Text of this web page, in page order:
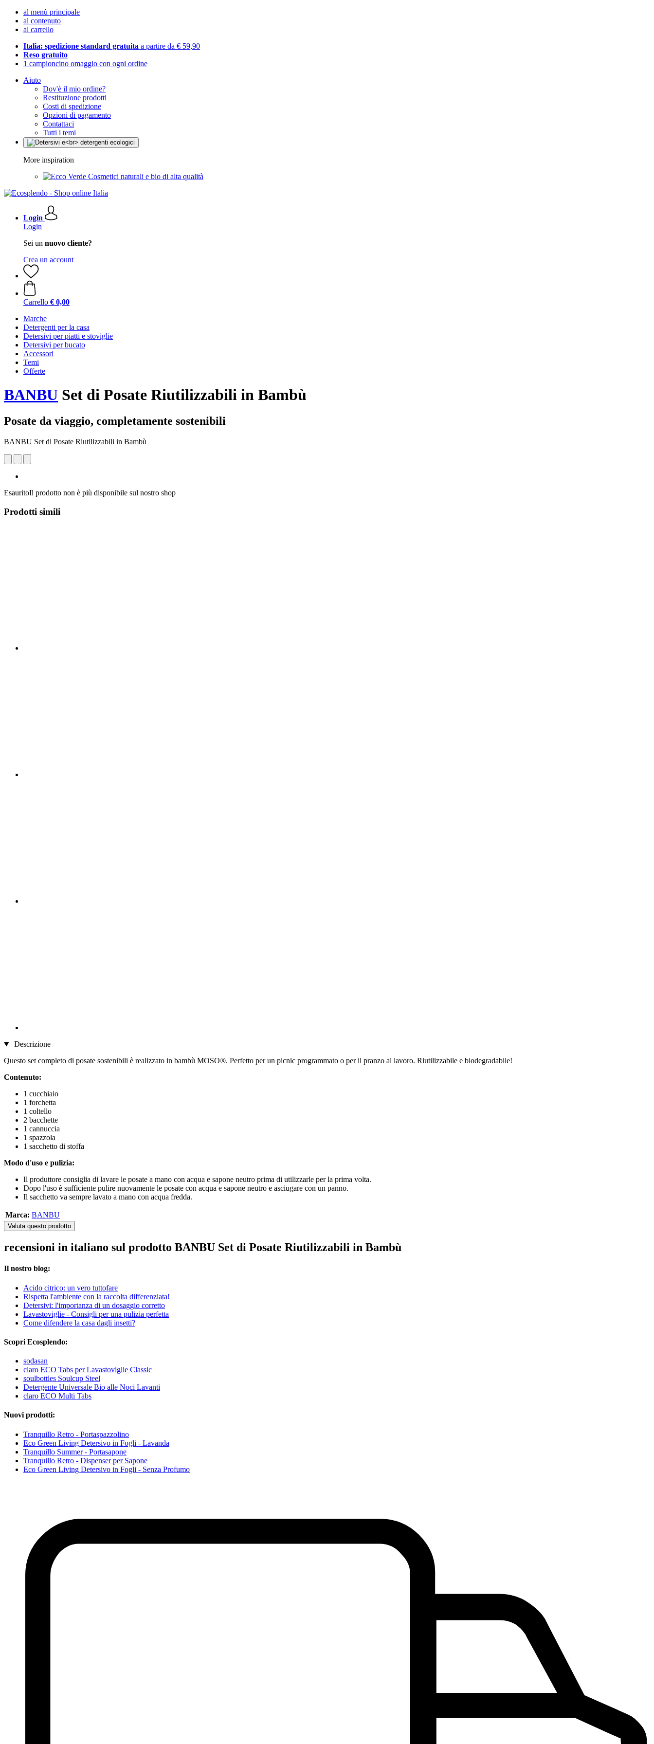
al menù principale
al contenuto
al carrello
Italia: spedizione standard gratuita a partire da € 59,90
Reso gratuito
1 campioncino omaggio con ogni ordine
Aiuto
Dov'è il mio ordine?
Restituzione prodotti
Costi di spedizione
Opzioni di pagamento
Contattaci
Tutti i temi
More inspiration
Cosmetici naturali e bio di alta qualità
Login
Login
Sei un nuovo cliente?
Crea un account
Carrello € 0,00
Marche
Detergenti per la casa
Detersivi per piatti e stoviglie
Detersivi per bucato
Accessori
Temi
Offerte
BANBU Set di Posate Riutilizzabili in Bambù
Posate da viaggio, completamente sostenibili
BANBU Set di Posate Riutilizzabili in Bambù
EsauritoIl prodotto non è più disponibile sul nostro shop
Prodotti simili
Descrizione
Questo set completo di posate sostenibili è realizzato in bambù MOSO®. Perfetto per un picnic programmato o per il pranzo al lavoro. Riutilizzabile e biodegradabile!
Contenuto:
1 cucchiaio
1 forchetta
1 coltello
2 bacchette
1 cannuccia
1 spazzola
1 sacchetto di stoffa
Modo d'uso e pulizia:
Il produttore consiglia di lavare le posate a mano con acqua e sapone neutro prima di utilizzarle per la prima volta.
Dopo l'uso è sufficiente pulire nuovamente le posate con acqua e sapone neutro e asciugare con un panno.
Il sacchetto va sempre lavato a mano con acqua fredda.
Marca: BANBU
Valuta questo prodotto
recensioni in italiano sul prodotto BANBU Set di Posate Riutilizzabili in Bambù
Il nostro blog:
Acido citrico: un vero tuttofare
Rispetta l'ambiente con la raccolta differenziata!
Detersivi: l'importanza di un dosaggio corretto
Lavastoviglie - Consigli per una pulizia perfetta
Come difendere la casa dagli insetti?
Scopri Ecosplendo:
sodasan
claro ECO Tabs per Lavastoviglie Classic
soulbottles Soulcup Steel
Detergente Universale Bio alle Noci Lavanti
claro ECO Multi Tabs
Nuovi prodotti:
Tranquillo Retro - Portaspazzolino
Eco Green Living Detersivo in Fogli - Lavanda
Tranquillo Summer - Portasapone
Tranquillo Retro - Dispenser per Sapone
Eco Green Living Detersivo in Fogli - Senza Profumo